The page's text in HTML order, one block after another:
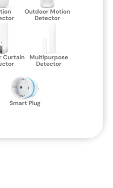
Outdoor Motion
Detector
Curtain
Multipurpose
Detector
Smart Plug